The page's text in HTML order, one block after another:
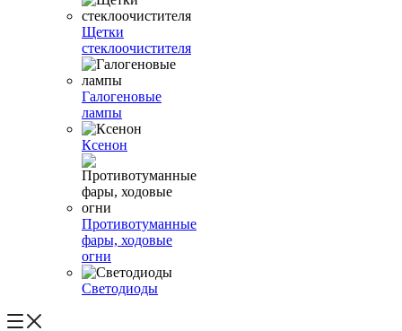
Щетки
стеклоочистителя
Галогеновые
лампы
Ксенон
Противотуманные
фары, ходовые
огни
Светодиоды